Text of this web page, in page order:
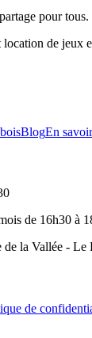
pour tous.
location de jeux
BlogEn
de 16h30 à
la Vallée - Le
de